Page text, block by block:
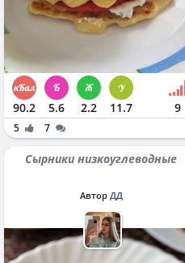
90.2 5.6 2.2 11.7 9
5 7
Сырники низкоуглеводные
Автор ДД